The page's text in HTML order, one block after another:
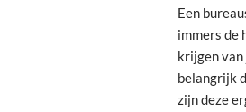
Een
immers de
krijgen van
belangrijk
zijn deze